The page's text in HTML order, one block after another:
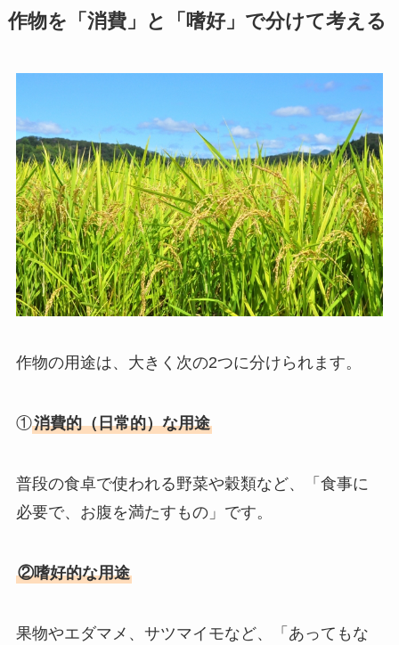
作物を「消費」と「嗜好」で分けて考える
作物の用途は、大きく次の2つに分けられます。
①消費的（日常的）な用途
普段の食卓で使われる野菜や穀類など、「食事に
必要で、お腹を満たすもの」です。
②嗜好的な用途
果物やエダマメ、サツマイモなど、「あってもな